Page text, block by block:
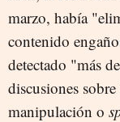
marzo, había
contenido
detectado "más
discusiones
manipulación o